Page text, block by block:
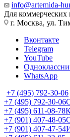
info@artemida-
Для
г. Москва, ул.
Вконтакте
Telegram
YouTube
WhatsApp
+7 (495) 792-30-06
+7 (495) 792-30-06
+7 (495) 611-08-78
+7 (901) 407-48-05
+7 (901) 407-47-54